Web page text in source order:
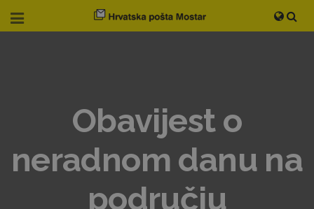
Obavijest o
neradnom danu na
području